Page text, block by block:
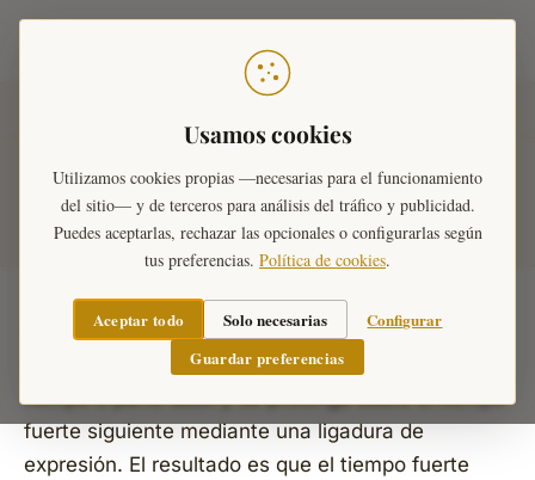
Usamos cookies
Utilizamos cookies propias —necesarias para el funcionamiento
del sitio— y de terceros para análisis del tráfico y publicidad.
Puedes aceptarlas, rechazar las opcionales o configurarlas según
tus preferencias. Política de cookies.
Aceptar todo Solo necesarias
Configurar
Guardar preferencias
Síncopa Musical
síncopaes el desplazamiento del acento
rítmico natural del compás: una nota ataca en un
tiempo o partedébily se prolonga sobre el tiempo
fuertesiguiente mediante una ligadura de
expresión. El resultado es que el tiempo fuerte